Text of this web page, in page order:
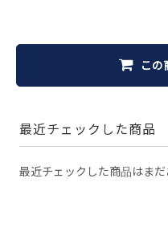
この
最近チェックした商品
最近チェックした商品はまだ